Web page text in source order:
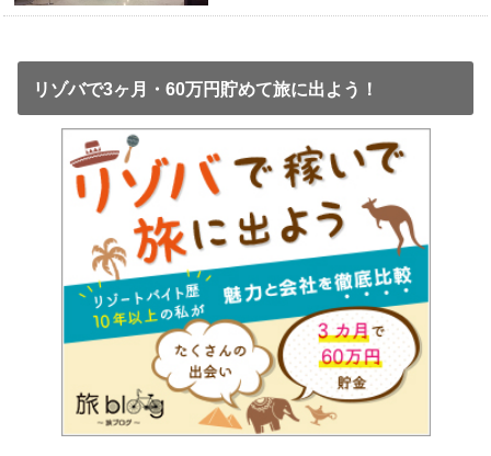
リゾバで3ヶ月・60万円貯めて旅に出よう！